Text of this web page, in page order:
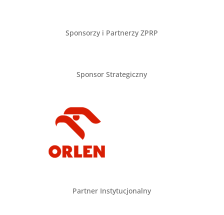
Sponsorzy i Partnerzy ZPRP
Sponsor Strategiczny
Partner Instytucjonalny